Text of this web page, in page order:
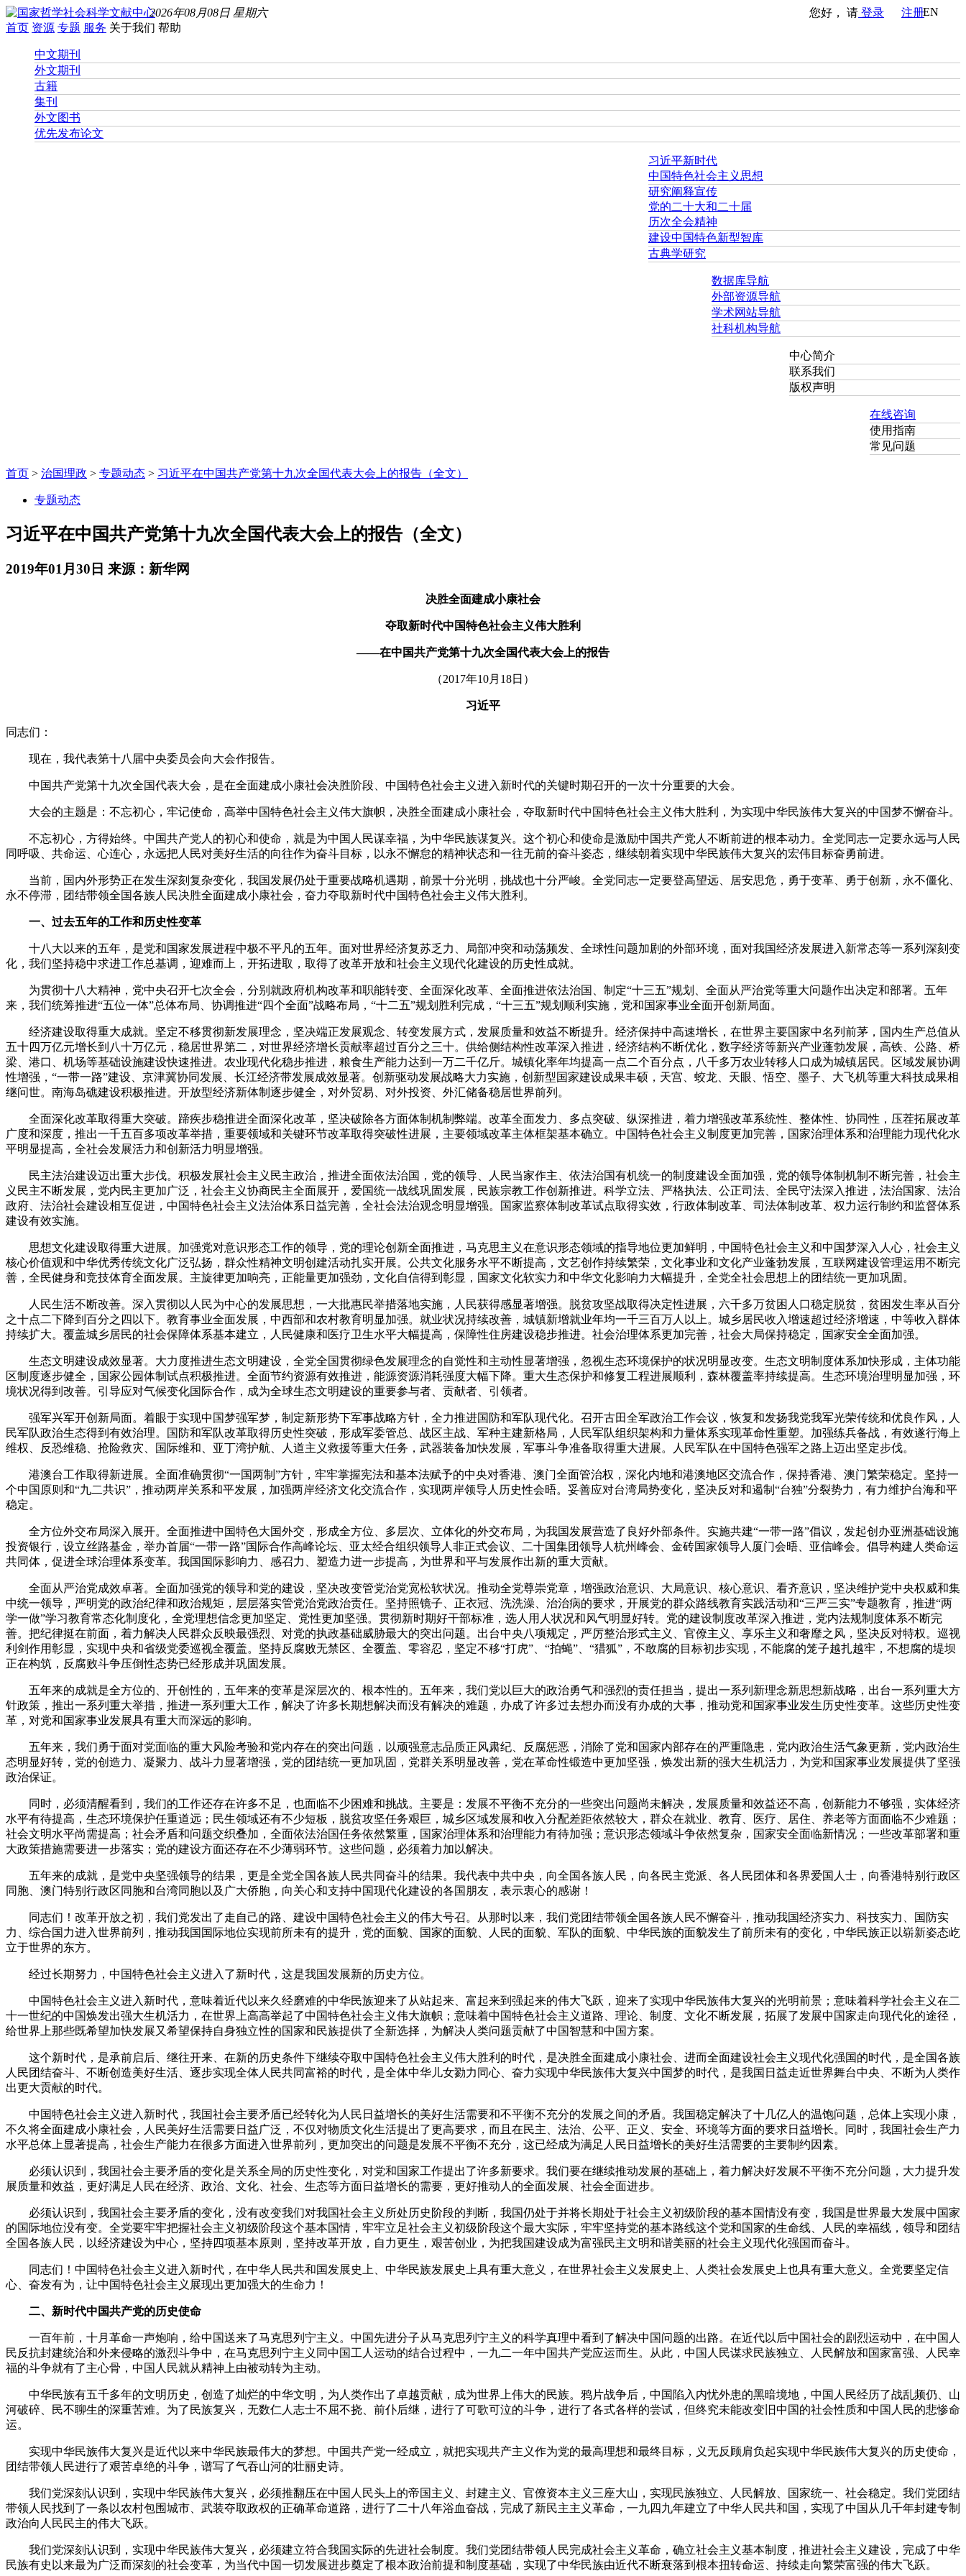
您好， 请 登录 注册EN
2026年08月08日 星期六
首页 资源 专题 服务 关于我们 帮助
中文期刊
外文期刊
古籍
集刊
外文图书
优先发布论文
习近平新时代
中国特色社会主义思想
研究阐释宣传
党的二十大和二十届
历次全会精神
建设中国特色新型智库
古典学研究
数据库导航
外部资源导航
学术网站导航
社科机构导航
中心简介
联系我们
版权声明
在线咨询
使用指南
常见问题
首页 > 治国理政 > 专题动态 > 习近平在中国共产党第十九次全国代表大会上的报告（全文）
专题动态
习近平在中国共产党第十九次全国代表大会上的报告（全文）
2019年01月30日 来源：新华网
决胜全面建成小康社会
夺取新时代中国特色社会主义伟大胜利
——在中国共产党第十九次全国代表大会上的报告
（2017年10月18日）
习近平
同志们：
现在，我代表第十八届中央委员会向大会作报告。
中国共产党第十九次全国代表大会，是在全面建成小康社会决胜阶段、中国特色社会主义进入新时代的关键时期召开的一次十分重要的大会。
大会的主题是：不忘初心，牢记使命，高举中国特色社会主义伟大旗帜，决胜全面建成小康社会，夺取新时代中国特色社会主义伟大胜利，为实现中华民族伟大复兴的中国梦不懈奋斗。
不忘初心，方得始终。中国共产党人的初心和使命，就是为中国人民谋幸福，为中华民族谋复兴。这个初心和使命是激励中国共产党人不断前进的根本动力。全党同志一定要永远与人民
同呼吸、共命运、心连心，永远把人民对美好生活的向往作为奋斗目标，以永不懈怠的精神状态和一往无前的奋斗姿态，继续朝着实现中华民族伟大复兴的宏伟目标奋勇前进。
当前，国内外形势正在发生深刻复杂变化，我国发展仍处于重要战略机遇期，前景十分光明，挑战也十分严峻。全党同志一定要登高望远、居安思危，勇于变革、勇于创新，永不僵化、
永不停滞，团结带领全国各族人民决胜全面建成小康社会，奋力夺取新时代中国特色社会主义伟大胜利。
一、过去五年的工作和历史性变革
十八大以来的五年，是党和国家发展进程中极不平凡的五年。面对世界经济复苏乏力、局部冲突和动荡频发、全球性问题加剧的外部环境，面对我国经济发展进入新常态等一系列深刻变
化，我们坚持稳中求进工作总基调，迎难而上，开拓进取，取得了改革开放和社会主义现代化建设的历史性成就。
为贯彻十八大精神，党中央召开七次全会，分别就政府机构改革和职能转变、全面深化改革、全面推进依法治国、制定“十三五”规划、全面从严治党等重大问题作出决定和部署。五年
来，我们统筹推进“五位一体”总体布局、协调推进“四个全面”战略布局，“十二五”规划胜利完成，“十三五”规划顺利实施，党和国家事业全面开创新局面。
经济建设取得重大成就。坚定不移贯彻新发展理念，坚决端正发展观念、转变发展方式，发展质量和效益不断提升。经济保持中高速增长，在世界主要国家中名列前茅，国内生产总值从
五十四万亿元增长到八十万亿元，稳居世界第二，对世界经济增长贡献率超过百分之三十。供给侧结构性改革深入推进，经济结构不断优化，数字经济等新兴产业蓬勃发展，高铁、公路、桥
梁、港口、机场等基础设施建设快速推进。农业现代化稳步推进，粮食生产能力达到一万二千亿斤。城镇化率年均提高一点二个百分点，八千多万农业转移人口成为城镇居民。区域发展协调
性增强，“一带一路”建设、京津冀协同发展、长江经济带发展成效显著。创新驱动发展战略大力实施，创新型国家建设成果丰硕，天宫、蛟龙、天眼、悟空、墨子、大飞机等重大科技成果相
继问世。南海岛礁建设积极推进。开放型经济新体制逐步健全，对外贸易、对外投资、外汇储备稳居世界前列。
全面深化改革取得重大突破。蹄疾步稳推进全面深化改革，坚决破除各方面体制机制弊端。改革全面发力、多点突破、纵深推进，着力增强改革系统性、整体性、协同性，压茬拓展改革
广度和深度，推出一千五百多项改革举措，重要领域和关键环节改革取得突破性进展，主要领域改革主体框架基本确立。中国特色社会主义制度更加完善，国家治理体系和治理能力现代化水
平明显提高，全社会发展活力和创新活力明显增强。
民主法治建设迈出重大步伐。积极发展社会主义民主政治，推进全面依法治国，党的领导、人民当家作主、依法治国有机统一的制度建设全面加强，党的领导体制机制不断完善，社会主
义民主不断发展，党内民主更加广泛，社会主义协商民主全面展开，爱国统一战线巩固发展，民族宗教工作创新推进。科学立法、严格执法、公正司法、全民守法深入推进，法治国家、法治
政府、法治社会建设相互促进，中国特色社会主义法治体系日益完善，全社会法治观念明显增强。国家监察体制改革试点取得实效，行政体制改革、司法体制改革、权力运行制约和监督体系
建设有效实施。
思想文化建设取得重大进展。加强党对意识形态工作的领导，党的理论创新全面推进，马克思主义在意识形态领域的指导地位更加鲜明，中国特色社会主义和中国梦深入人心，社会主义
核心价值观和中华优秀传统文化广泛弘扬，群众性精神文明创建活动扎实开展。公共文化服务水平不断提高，文艺创作持续繁荣，文化事业和文化产业蓬勃发展，互联网建设管理运用不断完
善，全民健身和竞技体育全面发展。主旋律更加响亮，正能量更加强劲，文化自信得到彰显，国家文化软实力和中华文化影响力大幅提升，全党全社会思想上的团结统一更加巩固。
人民生活不断改善。深入贯彻以人民为中心的发展思想，一大批惠民举措落地实施，人民获得感显著增强。脱贫攻坚战取得决定性进展，六千多万贫困人口稳定脱贫，贫困发生率从百分
之十点二下降到百分之四以下。教育事业全面发展，中西部和农村教育明显加强。就业状况持续改善，城镇新增就业年均一千三百万人以上。城乡居民收入增速超过经济增速，中等收入群体
持续扩大。覆盖城乡居民的社会保障体系基本建立，人民健康和医疗卫生水平大幅提高，保障性住房建设稳步推进。社会治理体系更加完善，社会大局保持稳定，国家安全全面加强。
生态文明建设成效显著。大力度推进生态文明建设，全党全国贯彻绿色发展理念的自觉性和主动性显著增强，忽视生态环境保护的状况明显改变。生态文明制度体系加快形成，主体功能
区制度逐步健全，国家公园体制试点积极推进。全面节约资源有效推进，能源资源消耗强度大幅下降。重大生态保护和修复工程进展顺利，森林覆盖率持续提高。生态环境治理明显加强，环
境状况得到改善。引导应对气候变化国际合作，成为全球生态文明建设的重要参与者、贡献者、引领者。
强军兴军开创新局面。着眼于实现中国梦强军梦，制定新形势下军事战略方针，全力推进国防和军队现代化。召开古田全军政治工作会议，恢复和发扬我党我军光荣传统和优良作风，人
民军队政治生态得到有效治理。国防和军队改革取得历史性突破，形成军委管总、战区主战、军种主建新格局，人民军队组织架构和力量体系实现革命性重塑。加强练兵备战，有效遂行海上
维权、反恐维稳、抢险救灾、国际维和、亚丁湾护航、人道主义救援等重大任务，武器装备加快发展，军事斗争准备取得重大进展。人民军队在中国特色强军之路上迈出坚定步伐。
港澳台工作取得新进展。全面准确贯彻“一国两制”方针，牢牢掌握宪法和基本法赋予的中央对香港、澳门全面管治权，深化内地和港澳地区交流合作，保持香港、澳门繁荣稳定。坚持一
个中国原则和“九二共识”，推动两岸关系和平发展，加强两岸经济文化交流合作，实现两岸领导人历史性会晤。妥善应对台湾局势变化，坚决反对和遏制“台独”分裂势力，有力维护台海和平
稳定。
全方位外交布局深入展开。全面推进中国特色大国外交，形成全方位、多层次、立体化的外交布局，为我国发展营造了良好外部条件。实施共建“一带一路”倡议，发起创办亚洲基础设施
投资银行，设立丝路基金，举办首届“一带一路”国际合作高峰论坛、亚太经合组织领导人非正式会议、二十国集团领导人杭州峰会、金砖国家领导人厦门会晤、亚信峰会。倡导构建人类命运
共同体，促进全球治理体系变革。我国国际影响力、感召力、塑造力进一步提高，为世界和平与发展作出新的重大贡献。
全面从严治党成效卓著。全面加强党的领导和党的建设，坚决改变管党治党宽松软状况。推动全党尊崇党章，增强政治意识、大局意识、核心意识、看齐意识，坚决维护党中央权威和集
中统一领导，严明党的政治纪律和政治规矩，层层落实管党治党政治责任。坚持照镜子、正衣冠、洗洗澡、治治病的要求，开展党的群众路线教育实践活动和“三严三实”专题教育，推进“两
学一做”学习教育常态化制度化，全党理想信念更加坚定、党性更加坚强。贯彻新时期好干部标准，选人用人状况和风气明显好转。党的建设制度改革深入推进，党内法规制度体系不断完
善。把纪律挺在前面，着力解决人民群众反映最强烈、对党的执政基础威胁最大的突出问题。出台中央八项规定，严厉整治形式主义、官僚主义、享乐主义和奢靡之风，坚决反对特权。巡视
利剑作用彰显，实现中央和省级党委巡视全覆盖。坚持反腐败无禁区、全覆盖、零容忍，坚定不移“打虎”、“拍蝇”、“猎狐”，不敢腐的目标初步实现，不能腐的笼子越扎越牢，不想腐的堤坝
正在构筑，反腐败斗争压倒性态势已经形成并巩固发展。
五年来的成就是全方位的、开创性的，五年来的变革是深层次的、根本性的。五年来，我们党以巨大的政治勇气和强烈的责任担当，提出一系列新理念新思想新战略，出台一系列重大方
针政策，推出一系列重大举措，推进一系列重大工作，解决了许多长期想解决而没有解决的难题，办成了许多过去想办而没有办成的大事，推动党和国家事业发生历史性变革。这些历史性变
革，对党和国家事业发展具有重大而深远的影响。
五年来，我们勇于面对党面临的重大风险考验和党内存在的突出问题，以顽强意志品质正风肃纪、反腐惩恶，消除了党和国家内部存在的严重隐患，党内政治生活气象更新，党内政治生
态明显好转，党的创造力、凝聚力、战斗力显著增强，党的团结统一更加巩固，党群关系明显改善，党在革命性锻造中更加坚强，焕发出新的强大生机活力，为党和国家事业发展提供了坚强
政治保证。
同时，必须清醒看到，我们的工作还存在许多不足，也面临不少困难和挑战。主要是：发展不平衡不充分的一些突出问题尚未解决，发展质量和效益还不高，创新能力不够强，实体经济
水平有待提高，生态环境保护任重道远；民生领域还有不少短板，脱贫攻坚任务艰巨，城乡区域发展和收入分配差距依然较大，群众在就业、教育、医疗、居住、养老等方面面临不少难题；
社会文明水平尚需提高；社会矛盾和问题交织叠加，全面依法治国任务依然繁重，国家治理体系和治理能力有待加强；意识形态领域斗争依然复杂，国家安全面临新情况；一些改革部署和重
大政策措施需要进一步落实；党的建设方面还存在不少薄弱环节。这些问题，必须着力加以解决。
五年来的成就，是党中央坚强领导的结果，更是全党全国各族人民共同奋斗的结果。我代表中共中央，向全国各族人民，向各民主党派、各人民团体和各界爱国人士，向香港特别行政区
同胞、澳门特别行政区同胞和台湾同胞以及广大侨胞，向关心和支持中国现代化建设的各国朋友，表示衷心的感谢！
同志们！改革开放之初，我们党发出了走自己的路、建设中国特色社会主义的伟大号召。从那时以来，我们党团结带领全国各族人民不懈奋斗，推动我国经济实力、科技实力、国防实
力、综合国力进入世界前列，推动我国国际地位实现前所未有的提升，党的面貌、国家的面貌、人民的面貌、军队的面貌、中华民族的面貌发生了前所未有的变化，中华民族正以崭新姿态屹
立于世界的东方。
经过长期努力，中国特色社会主义进入了新时代，这是我国发展新的历史方位。
中国特色社会主义进入新时代，意味着近代以来久经磨难的中华民族迎来了从站起来、富起来到强起来的伟大飞跃，迎来了实现中华民族伟大复兴的光明前景；意味着科学社会主义在二
十一世纪的中国焕发出强大生机活力，在世界上高高举起了中国特色社会主义伟大旗帜；意味着中国特色社会主义道路、理论、制度、文化不断发展，拓展了发展中国家走向现代化的途径，
给世界上那些既希望加快发展又希望保持自身独立性的国家和民族提供了全新选择，为解决人类问题贡献了中国智慧和中国方案。
这个新时代，是承前启后、继往开来、在新的历史条件下继续夺取中国特色社会主义伟大胜利的时代，是决胜全面建成小康社会、进而全面建设社会主义现代化强国的时代，是全国各族
人民团结奋斗、不断创造美好生活、逐步实现全体人民共同富裕的时代，是全体中华儿女勠力同心、奋力实现中华民族伟大复兴中国梦的时代，是我国日益走近世界舞台中央、不断为人类作
出更大贡献的时代。
中国特色社会主义进入新时代，我国社会主要矛盾已经转化为人民日益增长的美好生活需要和不平衡不充分的发展之间的矛盾。我国稳定解决了十几亿人的温饱问题，总体上实现小康，
不久将全面建成小康社会，人民美好生活需要日益广泛，不仅对物质文化生活提出了更高要求，而且在民主、法治、公平、正义、安全、环境等方面的要求日益增长。同时，我国社会生产力
水平总体上显著提高，社会生产能力在很多方面进入世界前列，更加突出的问题是发展不平衡不充分，这已经成为满足人民日益增长的美好生活需要的主要制约因素。
必须认识到，我国社会主要矛盾的变化是关系全局的历史性变化，对党和国家工作提出了许多新要求。我们要在继续推动发展的基础上，着力解决好发展不平衡不充分问题，大力提升发
展质量和效益，更好满足人民在经济、政治、文化、社会、生态等方面日益增长的需要，更好推动人的全面发展、社会全面进步。
必须认识到，我国社会主要矛盾的变化，没有改变我们对我国社会主义所处历史阶段的判断，我国仍处于并将长期处于社会主义初级阶段的基本国情没有变，我国是世界最大发展中国家
的国际地位没有变。全党要牢牢把握社会主义初级阶段这个基本国情，牢牢立足社会主义初级阶段这个最大实际，牢牢坚持党的基本路线这个党和国家的生命线、人民的幸福线，领导和团结
全国各族人民，以经济建设为中心，坚持四项基本原则，坚持改革开放，自力更生，艰苦创业，为把我国建设成为富强民主文明和谐美丽的社会主义现代化强国而奋斗。
同志们！中国特色社会主义进入新时代，在中华人民共和国发展史上、中华民族发展史上具有重大意义，在世界社会主义发展史上、人类社会发展史上也具有重大意义。全党要坚定信
心、奋发有为，让中国特色社会主义展现出更加强大的生命力！
二、新时代中国共产党的历史使命
一百年前，十月革命一声炮响，给中国送来了马克思列宁主义。中国先进分子从马克思列宁主义的科学真理中看到了解决中国问题的出路。在近代以后中国社会的剧烈运动中，在中国人
民反抗封建统治和外来侵略的激烈斗争中，在马克思列宁主义同中国工人运动的结合过程中，一九二一年中国共产党应运而生。从此，中国人民谋求民族独立、人民解放和国家富强、人民幸
福的斗争就有了主心骨，中国人民就从精神上由被动转为主动。
中华民族有五千多年的文明历史，创造了灿烂的中华文明，为人类作出了卓越贡献，成为世界上伟大的民族。鸦片战争后，中国陷入内忧外患的黑暗境地，中国人民经历了战乱频仍、山
河破碎、民不聊生的深重苦难。为了民族复兴，无数仁人志士不屈不挠、前仆后继，进行了可歌可泣的斗争，进行了各式各样的尝试，但终究未能改变旧中国的社会性质和中国人民的悲惨命
运。
实现中华民族伟大复兴是近代以来中华民族最伟大的梦想。中国共产党一经成立，就把实现共产主义作为党的最高理想和最终目标，义无反顾肩负起实现中华民族伟大复兴的历史使命，
团结带领人民进行了艰苦卓绝的斗争，谱写了气吞山河的壮丽史诗。
我们党深刻认识到，实现中华民族伟大复兴，必须推翻压在中国人民头上的帝国主义、封建主义、官僚资本主义三座大山，实现民族独立、人民解放、国家统一、社会稳定。我们党团结
带领人民找到了一条以农村包围城市、武装夺取政权的正确革命道路，进行了二十八年浴血奋战，完成了新民主主义革命，一九四九年建立了中华人民共和国，实现了中国从几千年封建专制
政治向人民民主的伟大飞跃。
我们党深刻认识到，实现中华民族伟大复兴，必须建立符合我国实际的先进社会制度。我们党团结带领人民完成社会主义革命，确立社会主义基本制度，推进社会主义建设，完成了中华
民族有史以来最为广泛而深刻的社会变革，为当代中国一切发展进步奠定了根本政治前提和制度基础，实现了中华民族由近代不断衰落到根本扭转命运、持续走向繁荣富强的伟大飞跃。